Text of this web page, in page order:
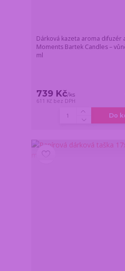
Dárková kazeta aroma difuzér
Moments Bartek Candles –
ml
739 Kč/ks
611 Kč bez DPH
Do